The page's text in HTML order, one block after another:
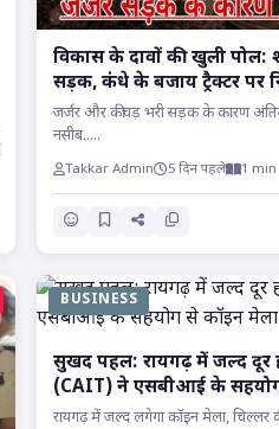
विकास के दावों की खुली
सड़क, कंधे के बजाय ट्रैक्टर पर
जर्जर और कीचड़ भरी सड़क के कारण
नसीब.....
Takkar Admin 5 दिन पहले 1 min
BUSINESS
सुखद पहल: रायगढ़ में जल्द दूर
(CAIT) ने एसबीआई के
रखा प्रस्ताव!!
रायगढ़ में जल्द लगेगा कॉइन मेला, चिल्लर